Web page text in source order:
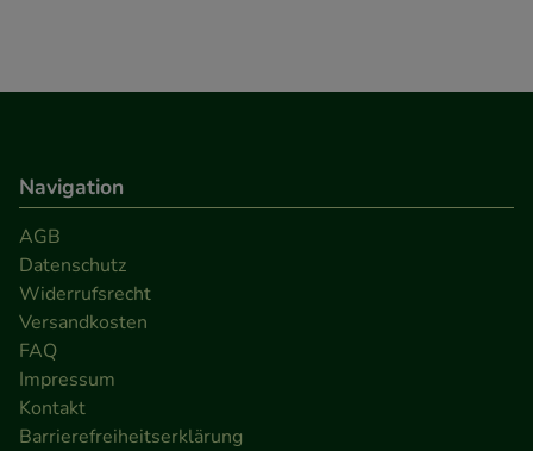
Navigation
AGB
Datenschutz
Widerrufsrecht
Versandkosten
FAQ
Impressum
Kontakt
Barrierefreiheitserklärung